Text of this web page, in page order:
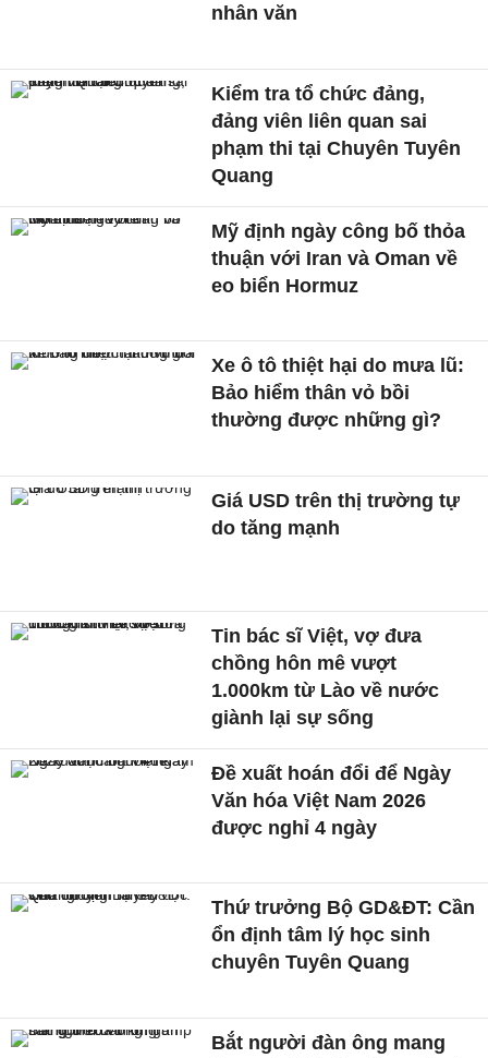
nhân văn
Kiểm tra tổ chức đảng,
đảng viên liên quan sai
phạm thi tại Chuyên Tuyên
Quang
Mỹ định ngày công bố thỏa
thuận với Iran và Oman về
eo biển Hormuz
Xe ô tô thiệt hại do mưa lũ:
Bảo hiểm thân vỏ bồi
thường được những gì?
Giá USD trên thị trường tự
do tăng mạnh
Tin bác sĩ Việt, vợ đưa
chồng hôn mê vượt
1.000km từ Lào về nước
giành lại sự sống
Đề xuất hoán đổi để Ngày
Văn hóa Việt Nam 2026
được nghỉ 4 ngày
Thứ trưởng Bộ GD&ĐT: Cần
ổn định tâm lý học sinh
chuyên Tuyên Quang
Bắt người đàn ông mang